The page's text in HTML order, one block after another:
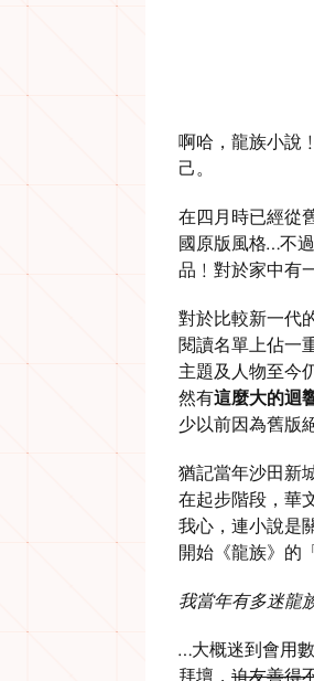
啊哈，龍族小說
己。
在四月時已經從
國原版風格…不
品﹗對於家中有
對於比較新一代
閱讀名單上佔一
主題及人物至今
然有這麼大的迴
少以前因為舊版
猶記當年沙田新
在起步階段，華
我心，連小說是
開始《龍族》的
我當年有多迷龍
…大概迷到會用